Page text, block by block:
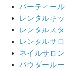
パーティー
レンタルキ
レンタルス
レンタルサロ
ネイルサロン
パウダールー